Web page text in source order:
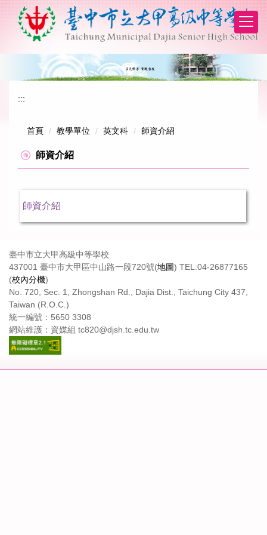
:::
首頁 教學單位 英文科 師資介紹
師資介紹
師資介紹
臺中市立大甲高級中等學校
437001 臺中市大甲區中山路一段720號(地圖) TEL:04-26877165
(校內分機)
No. 720, Sec. 1, Zhongshan Rd., Dajia Dist., Taichung City 437,
Taiwan (R.O.C.)
統一編號：5650 3308
網站維護：資媒組 tc820@djsh.tc.edu.tw